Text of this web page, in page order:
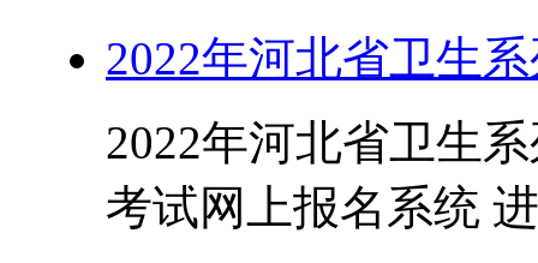
2022年河北省卫生
2022年河北省卫生
考试网上报名系统